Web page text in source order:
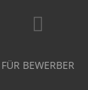
FÜR BEWERBER